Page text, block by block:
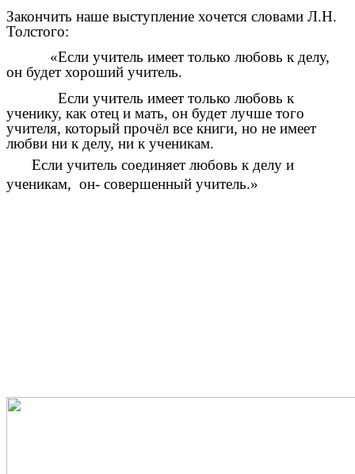
Закончить наше выступление хочется словами Л.Н.
Толстого:
«Если учитель имеет только любовь к делу,
он будет хороший учитель.
Если учитель имеет только любовь к
ученику, как отец и мать, он будет лучше того
учителя, который прочёл все книги, но не имеет
любви ни к делу, ни к ученикам.
Если учитель соединяет любовь к делу и
ученикам, он- совершенный учитель.»